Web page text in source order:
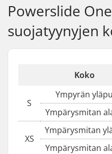
Powerslide
suojatyynyjen
Koko
S
Ympyrän
Ympärysmitan
XS
Ympärysmitan
Ympärysmitan